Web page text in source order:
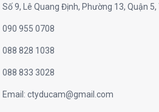
Số 9, Lê Quang Định, Phường 13, Quận 5,
090 955 0708
088 828 1038
088 833 3028
Email: ctyducam@gmail.com